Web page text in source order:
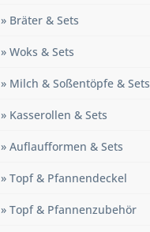
» Bräter & Sets
» Woks & Sets
» Milch & Soßentöpfe & Sets
» Kasserollen & Sets
» Auflaufformen & Sets
» Topf & Pfannendeckel
» Topf & Pfannenzubehör